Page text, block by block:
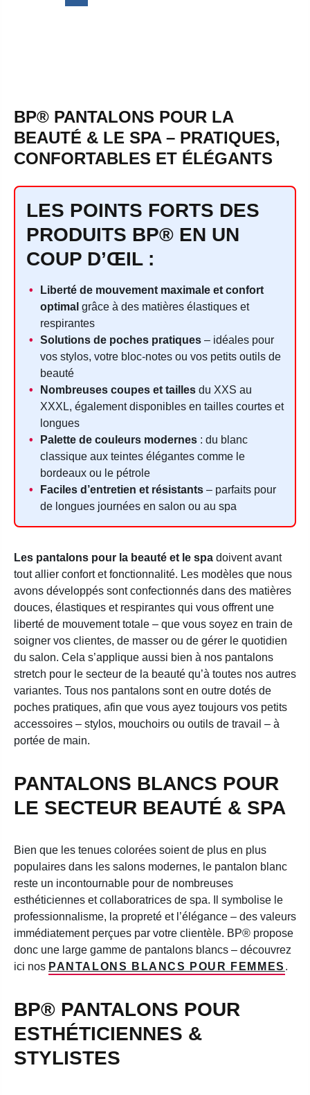
BP® PANTALONS POUR LA
BEAUTÉ & LE SPA – PRATIQUES,
CONFORTABLES ET ÉLÉGANTS
LES POINTS FORTS DES
PRODUITS BP® EN UN
COUP D’ŒIL :
Liberté de mouvement maximale et confort
optimal grâce à des matières élastiques et
respirantes
Solutions de poches pratiques – idéales pour
vos stylos, votre bloc-notes ou vos petits outils de
beauté
Nombreuses coupes et tailles du XXS au
XXXL, également disponibles en tailles courtes et
longues
Palette de couleurs modernes : du blanc
classique aux teintes élégantes comme le
bordeaux ou le pétrole
Faciles d’entretien et résistants – parfaits pour
de longues journées en salon ou au spa
Les pantalons pour la beauté et le spa doivent avant
tout allier confort et fonctionnalité. Les modèles que nous
avons développés sont confectionnés dans des matières
douces, élastiques et respirantes qui vous offrent une
liberté de mouvement totale – que vous soyez en train de
soigner vos clientes, de masser ou de gérer le quotidien
du salon. Cela s’applique aussi bien à nos pantalons
stretch pour le secteur de la beauté qu’à toutes nos autres
variantes. Tous nos pantalons sont en outre dotés de
poches pratiques, afin que vous ayez toujours vos petits
accessoires – stylos, mouchoirs ou outils de travail – à
portée de main.
PANTALONS BLANCS POUR
LE SECTEUR BEAUTÉ & SPA
Bien que les tenues colorées soient de plus en plus
populaires dans les salons modernes, le pantalon blanc
reste un incontournable pour de nombreuses
esthéticiennes et collaboratrices de spa. Il symbolise le
professionnalisme, la propreté et l’élégance – des valeurs
immédiatement perçues par votre clientèle. BP® propose
donc une large gamme de pantalons blancs – découvrez
ici nos PANTALONS BLANCS POUR FEMMES .
BP® PANTALONS POUR
ESTHÉTICIENNES &
STYLISTES